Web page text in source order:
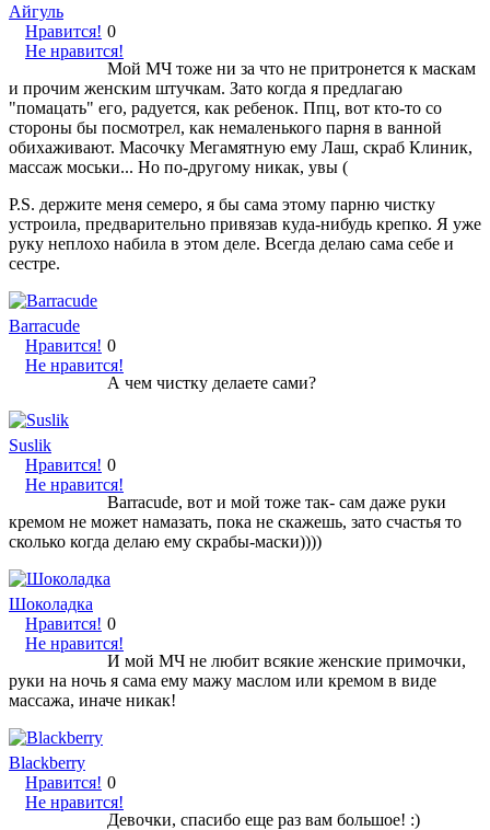
Айгуль
Нравится!
Не нравится!
0
Мой МЧ тоже ни за что не притронется к маскам
и прочим женским штучкам. Зато когда я предлагаю
"помацать" его, радуется, как ребенок. Ппц, вот кто-то со
стороны бы посмотрел, как немаленького парня в ванной
обихаживают. Масочку Мегамятную ему Лаш, скраб Клиник,
массаж моськи... Но по-другому никак, увы (
P.S. держите меня семеро, я бы сама этому парню чистку
устроила, предварительно привязав куда-нибудь крепко. Я уже
руку неплохо набила в этом деле. Всегда делаю сама себе и
сестре.
Barracude
Нравится!
Не нравится!
0
А чем чистку делаете сами?
Suslik
Нравится!
Не нравится!
0
Barracude, вот и мой тоже так- сам даже руки
кремом не может намазать, пока не скажешь, зато счастья то
сколько когда делаю ему скрабы-маски))))
Шоколадка
Нравится!
Не нравится!
0
И мой МЧ не любит всякие женские примочки,
руки на ночь я сама ему мажу маслом или кремом в виде
массажа, иначе никак!
Blackberry
Нравится!
Не нравится!
0
Девочки, спасибо еще раз вам большое! :)